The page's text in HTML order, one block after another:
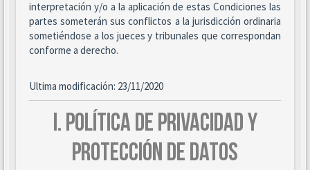
interpretación y/o a la aplicación de estas Condiciones las
partes someterán sus conflictos a la jurisdicción ordinaria
sometiéndose a los jueces y tribunales que correspondan
conforme a derecho.
Ultima modificación: 23/11/2020
I. POLÍTICA DE PRIVACIDAD Y
PROTECCIÓN DE DATOS